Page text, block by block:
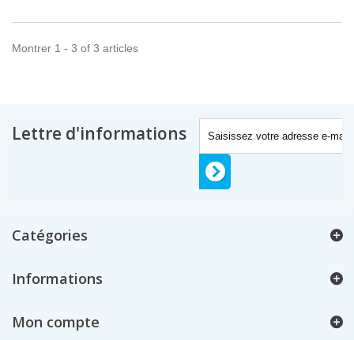
Montrer 1 - 3 of 3 articles
Lettre d'informations
Catégories
Informations
Mon compte